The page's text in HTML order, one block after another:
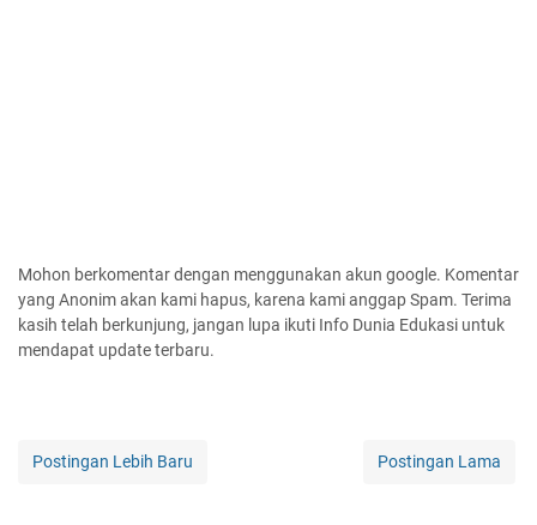
Mohon berkomentar dengan menggunakan akun google. Komentar
yang Anonim akan kami hapus, karena kami anggap Spam. Terima
kasih telah berkunjung, jangan lupa ikuti Info Dunia Edukasi untuk
mendapat update terbaru.
Postingan Lebih Baru Postingan Lama